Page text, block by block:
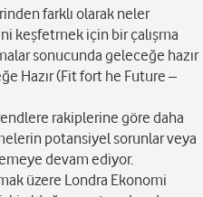
farklı olarak neler
keşfetmek için bir çalışma
sonucunda geleceğe hazır
Hazır (Fit fort he Future –
rakiplerine göre daha
potansiyel sorunlar veya
devam ediyor.
üzere Londra Ekonomi